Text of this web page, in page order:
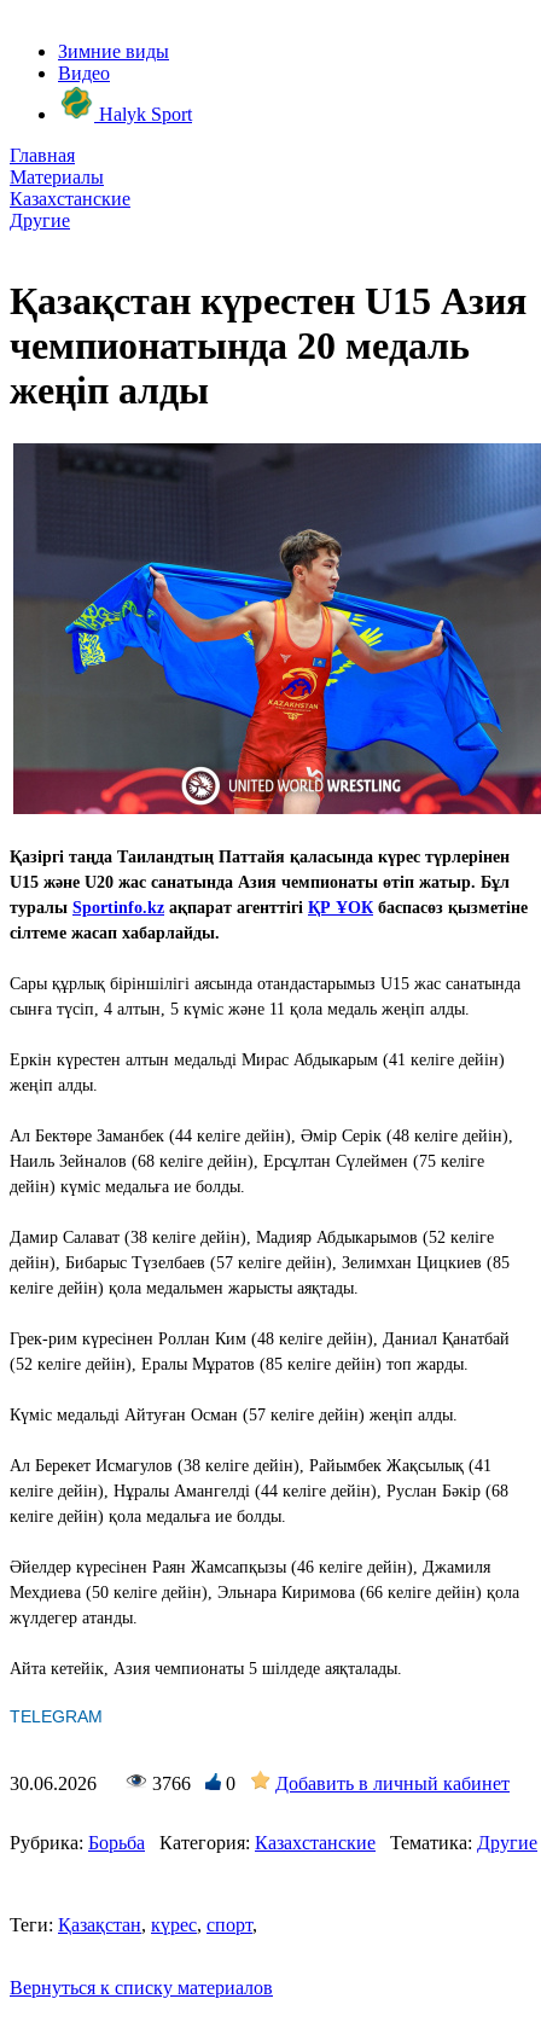
Зимние виды
Видео
Halyk Sport
Главная
Материалы
Казахстанские
Другие
Қазақстан күрестен U15 Азия
чемпионатында 20 медаль
жеңіп алды
Қазіргі таңда Таиландтың Паттайя қаласында күрес түрлерінен
U15 және U20 жас санатында Азия чемпионаты өтіп жатыр. Бұл
туралы Sportinfo.kz ақпарат агенттігі ҚР ҰОК баспасөз қызметіне
сілтеме жасап хабарлайды.
Сары құрлық біріншілігі аясында отандастарымыз U15 жас санатында
сынға түсіп, 4 алтын, 5 күміс және 11 қола медаль жеңіп алды.
Еркін күрестен алтын медальді Мирас Абдыкарым (41 келіге дейін)
жеңіп алды.
Ал Бектөре Заманбек (44 келіге дейін), Әмір Серік (48 келіге дейін),
Наиль Зейналов (68 келіге дейін), Ерсұлтан Сүлеймен (75 келіге
дейін) күміс медальға ие болды.
Дамир Салават (38 келіге дейін), Мадияр Абдыкарымов (52 келіге
дейін), Бибарыс Түзелбаев (57 келіге дейін), Зелимхан Цицкиев (85
келіге дейін) қола медальмен жарысты аяқтады.
Грек-рим күресінен Роллан Ким (48 келіге дейін), Даниал Қанатбай
(52 келіге дейін), Ералы Мұратов (85 келіге дейін) топ жарды.
Күміс медальді Айтуған Осман (57 келіге дейін) жеңіп алды.
Ал Берекет Исмагулов (38 келіге дейін), Райымбек Жақсылық (41
келіге дейін), Нұралы Амангелді (44 келіге дейін), Руслан Бәкір (68
келіге дейін) қола медальға ие болды.
Әйелдер күресінен Раян Жамсапқызы (46 келіге дейін), Джамиля
Мехдиева (50 келіге дейін), Эльнара Киримова (66 келіге дейін) қола
жүлдегер атанды.
Айта кетейік, Азия чемпионаты 5 шілдеде аяқталады.
TELEGRAM
30.06.2026 3766 0 Добавить в личный кабинет
Рубрика: Борьба Категория: Казахстанские Тематика: Другие
Теги: Қазақстан, күрес, спорт,
Вернуться к списку материалов